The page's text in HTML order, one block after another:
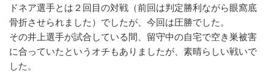
ドネア選手とは２回目の対戦（前回は判定勝利ながら眼窩底
骨折させられました）でしたが、今回は圧勝でした。
その井上選手が試合している間、留守中の自宅で空き巣被害
に合っていたというオチもありましたが、素晴らしい戦いで
した。